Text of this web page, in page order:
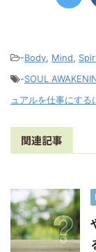
-Body, Mind,
-SOUL
ュアルを仕事にする
関連記事